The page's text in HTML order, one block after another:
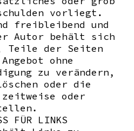
vorliegt.
freibleibend und
Autor behält sich
Teile der Seiten
ohne
zu verändern,
oder die
oder
FÜR LINKS